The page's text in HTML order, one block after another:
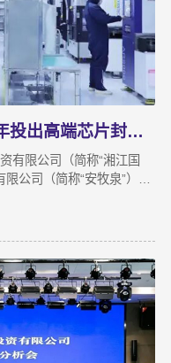
亿元耐心资本，湘江国投三年投出高端芯片封测“尖子生”
有限公司（简称“湘江国
公司（简称“安牧泉”）
计对安牧泉投资已达1亿
最深的不是气派，而是
凑，办公空间十分局促，
以匹配企业业务扩张需求。